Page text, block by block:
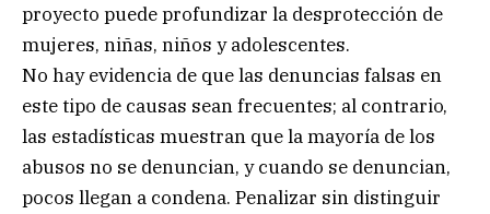
proyecto puede profundizar la desprotección de
mujeres, niñas, niños y adolescentes.
No hay evidencia de que las denuncias falsas en
este tipo de causas sean frecuentes; al contrario,
las estadísticas muestran que la mayoría de los
abusos no se denuncian, y cuando se denuncian,
pocos llegan a condena. Penalizar sin distinguir